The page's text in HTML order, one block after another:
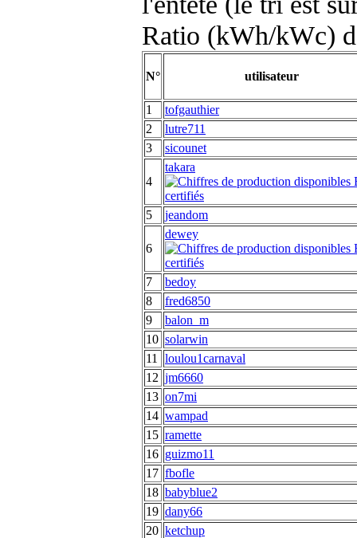
Ratio (kWh/kWc)
N° utilisateur
1
tofgauthier
2
lutre711
3
sicounet
4
takara
5 jeandom
6
dewey
7
bedoy
8
fred6850
9
balon_m
10 solarwin
11
loulou1carnaval
12 jm6660
13 on7mi
14 wampad
15 ramette
16 guizmo11
17 fbofle
18 babyblue2
19 dany66
20 ketchup